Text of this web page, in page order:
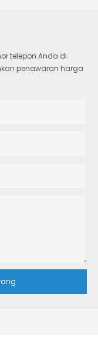
telepon Anda di
penawaran harga